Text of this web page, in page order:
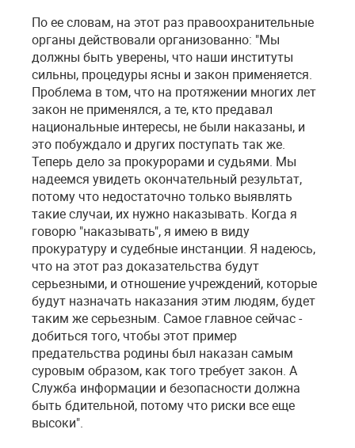
По ее словам, на этот раз правоохранительные
органы действовали организованно: "Мы
должны быть уверены, что наши институты
сильны, процедуры ясны и закон применяется.
Проблема в том, что на протяжении многих лет
закон не применялся, а те, кто предавал
национальные интересы, не были наказаны, и
это побуждало и других поступать так же.
Теперь дело за прокурорами и судьями. Мы
надеемся увидеть окончательный результат,
потому что недостаточно только выявлять
такие случаи, их нужно наказывать. Когда я
говорю "наказывать", я имею в виду
прокуратуру и судебные инстанции. Я надеюсь,
что на этот раз доказательства будут
серьезными, и отношение учреждений, которые
будут назначать наказания этим людям, будет
таким же серьезным. Самое главное сейчас -
добиться того, чтобы этот пример
предательства родины был наказан самым
суровым образом, как того требует закон. А
Служба информации и безопасности должна
быть бдительной, потому что риски все еще
высоки".